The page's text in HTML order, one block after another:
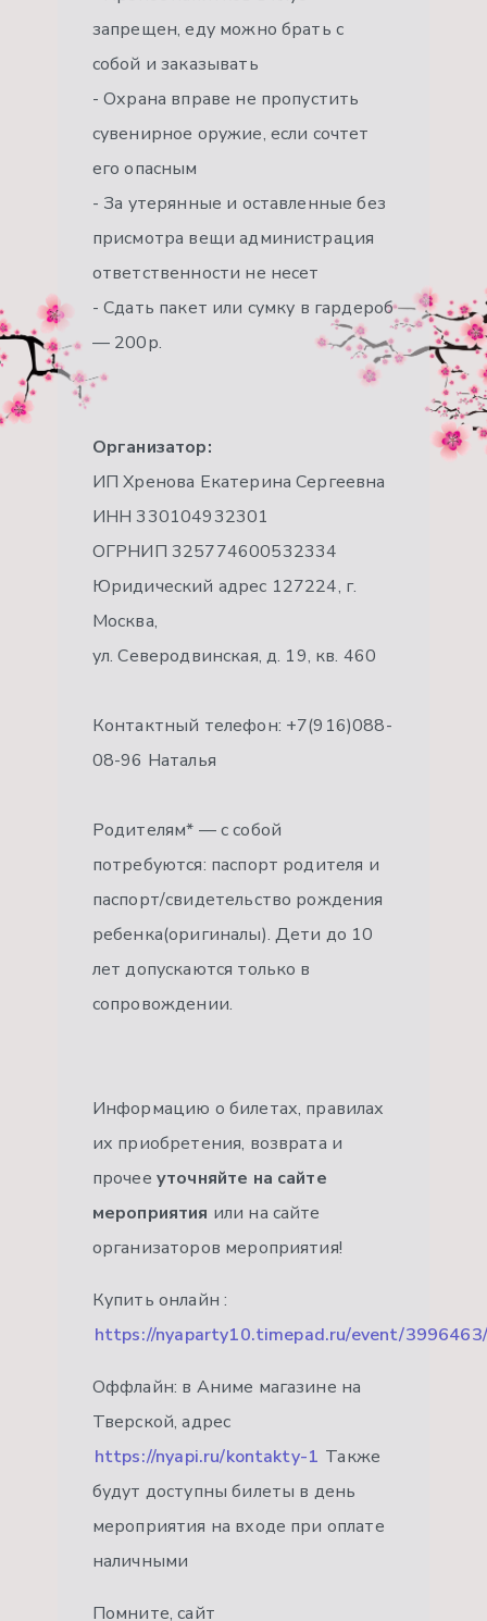
запрещен, еду можно брать с
собой и заказывать
- Охрана вправе не пропустить
сувенирное оружие, если сочтет
его опасным
- За утерянные и оставленные без
присмотра вещи администрация
ответственности не несет
- Сдать пакет или сумку в гардероб
— 200р.
Организатор:
ИП Хренова Екатерина Сергеевна
ИНН 330104932301
ОГРНИП 325774600532334
Юридический адрес 127224, г.
Москва,
ул. Северодвинская, д. 19, кв. 460
Контактный телефон: +7(916)088-
08-96 Наталья
Родителям* — с собой
потребуются: паспорт родителя и
паспорт/свидетельство рождения
ребенка(оригиналы). Дети до 10
лет допускаются только в
сопровождении.
Информацию о билетах, правилах
их приобретения, возврата и
прочее уточняйте на сайте
мероприятия или на сайте
организаторов мероприятия!
Купить онлайн :
https://nyaparty10.timepad.ru/event/
Оффлайн: в Аниме магазине на
Тверской, адрес
https://nyapi.ru/kontakty-1 Также
будут доступны билеты в день
мероприятия на входе при оплате
наличными
Помните, сайт